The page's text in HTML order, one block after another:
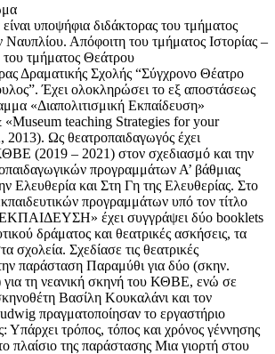
είναι υποψήφια διδάκτορας του τμήματος
Απόφοιτη του τμήματος Ιστορίας –
τμήματος Θεάτρου
Δραματικής Σχολής “Σύγχρονο Θέατρο
Έχει ολοκληρώσει το εξ αποστάσεως
«Διαπολιτισμική Εκπαίδευση»
teaching Strategies for your
Ως θεατροπαιδαγωγός έχει
(2019 – 2021) στον σχεδιασμό και την
προγραμμάτων Α’ βάθμιας
Ελευθερία και Στη Γη της Ελευθερίας. Στο
προγραμμάτων υπό τον τίτλο
έχει συγγράψει δύο booklets
δράματος και θεατρικές ασκήσεις, τα
σχολεία. Σχεδίασε τις θεατρικές
παράσταση Παραμύθι για δύο (σκην.
για τη νεανική σκηνή του ΚΘΒΕ, ενώ σε
Βασίλη Κουκαλάνι και τον
πραγματοποίησαν το εργαστήριο
Υπάρχει τρόπος, τόπος και χρόνος γέννησης
πλαίσιο της παράστασης Μια γιορτή στου